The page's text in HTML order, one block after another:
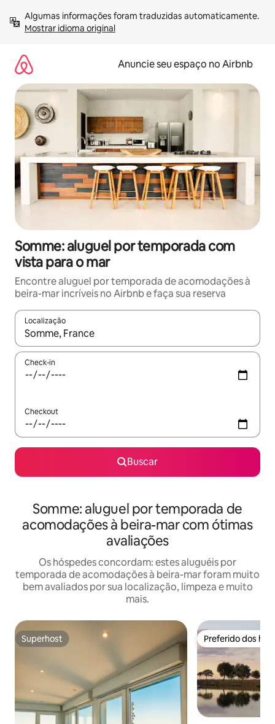
para
Mostrar idioma original
Anuncie seu espaço no Airbnb
Somme: aluguel por temporada com
vista para o mar
Encontre aluguel por temporada de acomodações à
beira-mar incríveis no Airbnb e faça sua reserva
Localização
Quando os resultados estiverem disponíveis, explore-os
Check-in
Checkout
Buscar
Somme: aluguel por temporada de
acomodações à beira-mar com ótimas
avaliações
Os hóspedes concordam: estes aluguéis por
temporada de acomodações à beira-mar foram muito
bem avaliados por sua localização, limpeza e muito
mais.
Superhost
Superhost Preferido dos
Preferido dos